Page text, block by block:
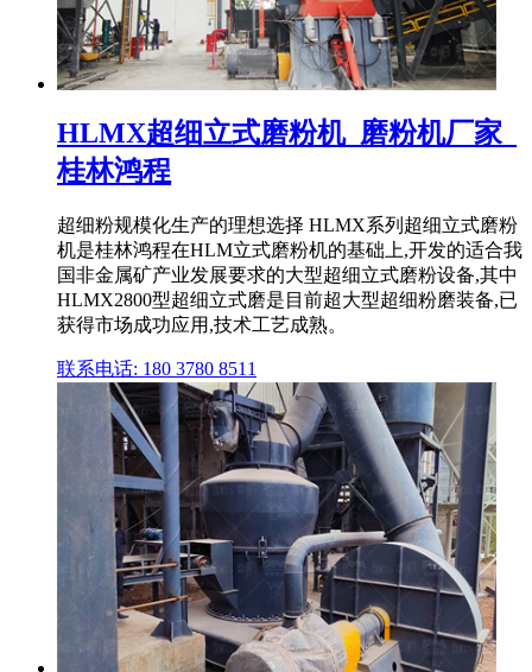
HLMX超细立式磨粉机_磨粉机厂家_
桂林鸿程
超细粉规模化生产的理想选择 HLMX系列超细立式磨粉
机是桂林鸿程在HLM立式磨粉机的基础上,开发的适合我
国非金属矿产业发展要求的大型超细立式磨粉设备,其中
HLMX2800型超细立式磨是目前超大型超细粉磨装备,已
获得市场成功应用,技术工艺成熟。
联系电话: 180 3780 8511